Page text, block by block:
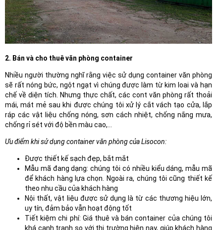
2. Bán và cho thuê văn phòng container
Nhiều người thường nghĩ rằng việc sử dụng container văn phòng
sẽ rất nóng bức, ngột ngạt vì chúng được làm từ kim loai và hạn
chế về diện tích. Nhưng thực chất, các cont văn phòng rất thoải
mái, mát mẻ sau khi được chúng tôi xử lý cắt vách tạo cửa, lắp
ráp các vật liệu chống nóng, sơn cách nhiệt, chống nắng mưa,
chống rỉ sét với độ bền màu cao,...
Ưu điểm khi sử dụng container văn phòng của Lisocon:
Được thiết kế sạch đẹp, bắt mắt
Mẫu mã đang dạng: chúng tôi có nhiều kiểu dáng, mẫu mã
để khách hàng lựa chọn. Ngoài ra, chúng tôi cũng thiết kế
theo nhu cầu của khách hàng
Nội thất, vật liệu được sử dụng là từ các thương hiệu lớn,
uy tín, đảm bảo vẫn hoạt động tốt
Tiết kiệm chi phí: Giá thuê và bán container của chúng tôi
khá cạnh tranh so với thị trường hiện nay, giúp khách hàng